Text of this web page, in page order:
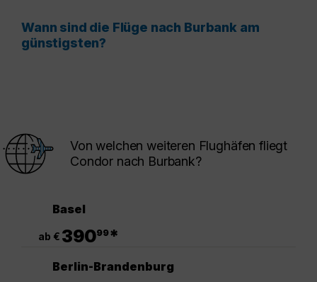
Wann sind die Flüge nach Burbank am
günstigsten?
Von welchen weiteren Flughäfen fliegt
Condor nach Burbank?
Basel
ab € 39099*
Berlin-Brandenburg